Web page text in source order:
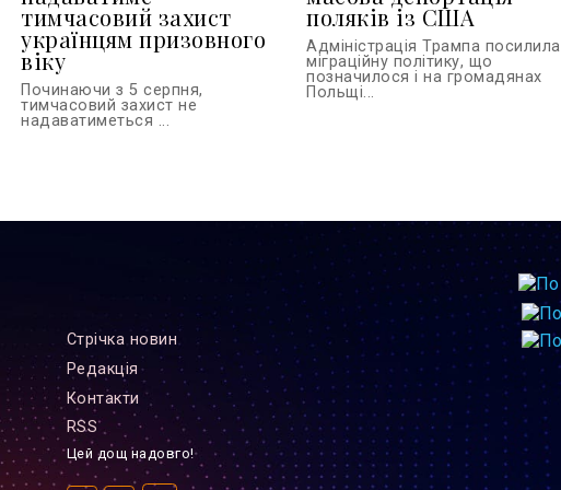
тимчасовий захист
українцям призовного
віку
Починаючи з 5 серпня,
тимчасовий захист не
надаватиметься ...
поляків із США
Адміністрація Трампа посилила
міграційну політику, що
позначилося і на громадянах
Польщі...
Стрiчка новин
Редакцiя
Контакти
RSS
Цей дощ надовго!